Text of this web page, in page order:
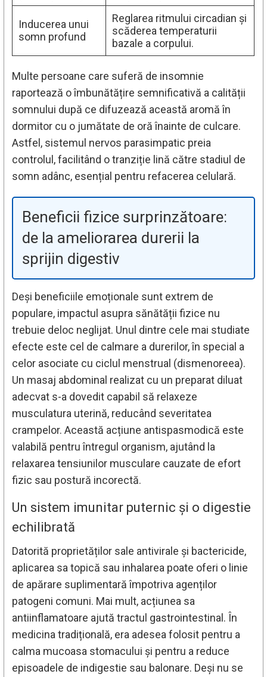
Inducerea unui
somn profund
Reglarea ritmului circadian și
scăderea temperaturii
bazale a corpului.
Multe persoane care suferă de insomnie
raportează o îmbunătățire semnificativă a calității
somnului după ce difuzează această aromă în
dormitor cu o jumătate de oră înainte de culcare.
Astfel, sistemul nervos parasimpatic preia
controlul, facilitând o tranziție lină către stadiul de
somn adânc, esențial pentru refacerea celulară.
Beneficii fizice surprinzătoare:
de la ameliorarea durerii la
sprijin digestiv
Deși beneficiile emoționale sunt extrem de
populare, impactul asupra sănătății fizice nu
trebuie deloc neglijat. Unul dintre cele mai studiate
efecte este cel de calmare a durerilor, în special a
celor asociate cu ciclul menstrual (dismenoreea).
Un masaj abdominal realizat cu un preparat diluat
adecvat s-a dovedit capabil să relaxeze
musculatura uterină, reducând severitatea
crampelor. Această acțiune antispasmodică este
valabilă pentru întregul organism, ajutând la
relaxarea tensiunilor musculare cauzate de efort
fizic sau postură incorectă.
Un sistem imunitar puternic și o digestie
echilibrată
Datorită proprietăților sale antivirale și bactericide,
aplicarea sa topică sau inhalarea poate oferi o linie
de apărare suplimentară împotriva agenților
patogeni comuni. Mai mult, acțiunea sa
antiinflamatoare ajută tractul gastrointestinal. În
medicina tradițională, era adesea folosit pentru a
calma mucoasa stomacului și pentru a reduce
episoadele de indigestie sau balonare. Deși nu se